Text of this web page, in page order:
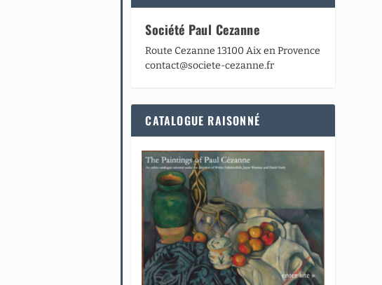
Société Paul Cezanne
Route Cezanne 13100 Aix en Provence
contact@societe-cezanne.fr
CATALOGUE RAISONNÉ